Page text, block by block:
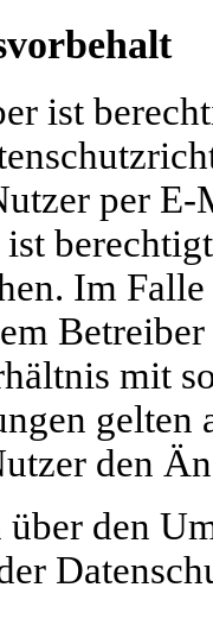
ist
per
Im
mit
gelten
den
den